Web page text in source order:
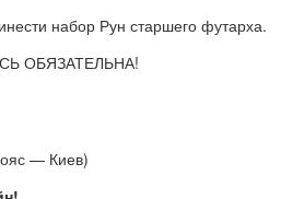
набор Рун старшего футарха.
ОБЯЗАТЕЛЬНА!
— Киев)